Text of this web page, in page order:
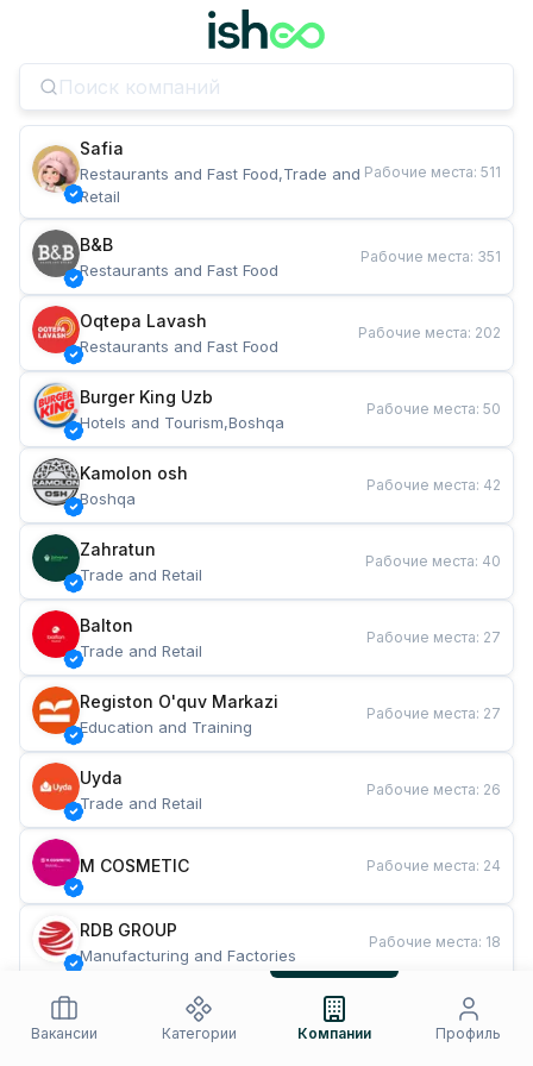
Safia
Restaurants and Fast Food,Trade and
Retail
Рабочие места: 511
B&B
Restaurants and Fast Food
Рабочие места: 351
Oqtepa Lavash
Restaurants and Fast Food
Рабочие места: 202
Burger King Uzb
Hotels and Tourism,Boshqa
Рабочие места: 50
Kamolon osh
Boshqa
Рабочие места: 42
Zahratun
Trade and Retail
Рабочие места: 40
Balton
Trade and Retail
Рабочие места: 27
Registon O'quv Markazi
Education and Training
Рабочие места: 27
Uyda
Trade and Retail
Рабочие места: 26
M COSMETIC Рабочие места: 24
RDB GROUP
Manufacturing and Factories
Рабочие места: 18
Restaurants and Fast Food
Рабочие места
Вакансии
Категории Компании Профиль